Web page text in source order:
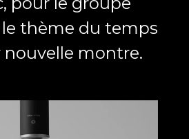
le thème du temps
nouvelle montre.